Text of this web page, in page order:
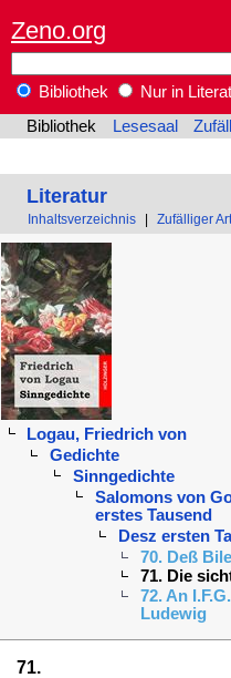
Zeno.org
Bibliothek
Nur in
Bibliothek
Lesesaal
Literatur
Inhaltsverzeichnis Zufälliger
Logau, Friedrich von
Gedichte
Sinngedichte
Salomons von
erstes Tausend
Desz ersten
70. Deß
71. Die
72. An
Ludewig
71.